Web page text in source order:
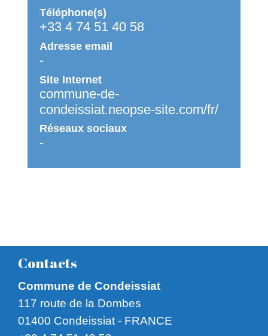
Téléphone(s)
+33 4 74 51 40 58
Adresse email
-
Site Internet
commune-de-
condeissiat.neopse-site.com/fr/
Réseaux sociaux
-
Contacts
Commune de Condeissiat
117 route de la Dombes
01400 Condeissiat - FRANCE